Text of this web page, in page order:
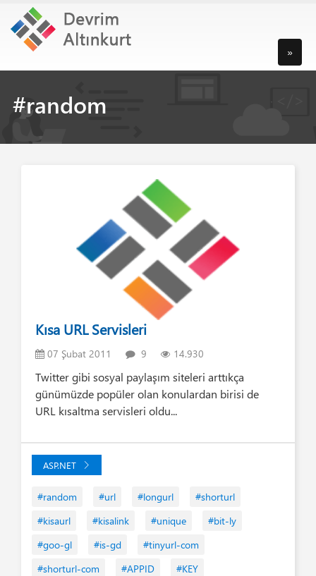
»
#random
Kısa URL Servisleri
07 Şubat 2011 9 14.930
Twitter gibi sosyal paylaşım siteleri arttıkça
günümüzde popüler olan konulardan birisi de
URL kısaltma servisleri oldu...
ASP.NET
#random #url #longurl
#shorturl
#kisaurl
#kisalink #unique
#bit-ly
#goo-gl
#is-gd
#tinyurl-com
#shorturl-com
#APPID
#KEY